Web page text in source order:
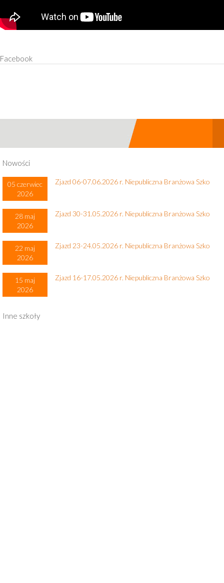
Facebook
Nowości
05 czerwiec
2026
Zjazd 06-07.06.2026 r. Niepubliczna Branżowa Szko
28 maj
2026
Zjazd 30-31.05.2026 r. Niepubliczna Branżowa Szko
22 maj
2026
Zjazd 23-24.05.2026 r. Niepubliczna Branżowa Szko
15 maj
2026
Zjazd 16-17.05.2026 r. Niepubliczna Branżowa Szko
Inne szkoły